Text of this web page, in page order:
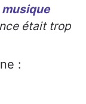
musique
était trop
: